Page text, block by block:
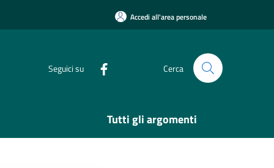
Accedi all'area personale
Seguici su Cerca
Tutti gli argomenti